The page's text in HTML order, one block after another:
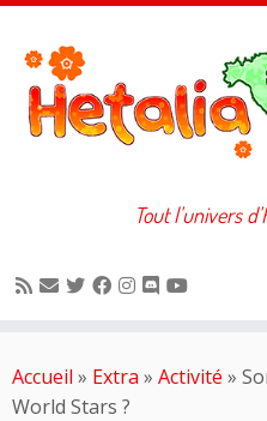
au
contenu
Tout l'univers
Accueil » Extra » Activité »
World Stars ?